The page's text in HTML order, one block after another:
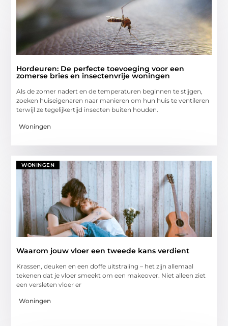
Hordeuren: De perfecte toevoeging voor een
zomerse bries en insectenvrije woningen
Als de zomer nadert en de temperaturen beginnen te stijgen,
zoeken huiseigenaren naar manieren om hun huis te ventileren
terwijl ze tegelijkertijd insecten buiten houden.
Woningen
WONINGEN
Waarom jouw vloer een tweede kans verdient
Krassen, deuken en een doffe uitstraling – het zijn allemaal
tekenen dat je vloer smeekt om een makeover. Niet alleen ziet
een versleten vloer er
Woningen